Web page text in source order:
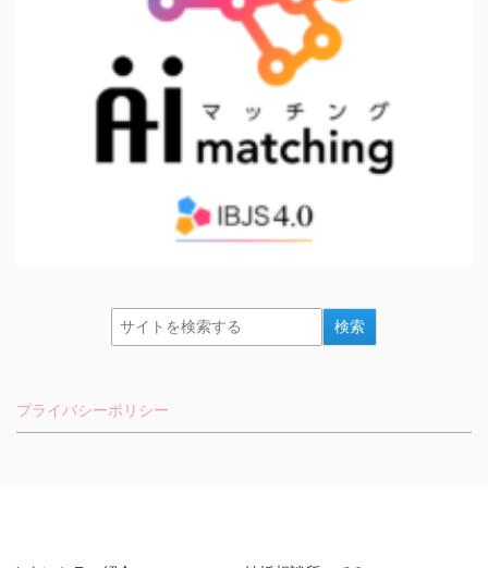
プライバシーポリシー